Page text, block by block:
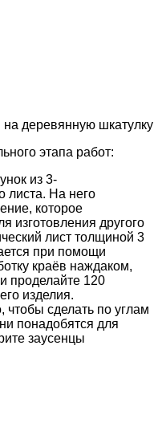
на деревянную шкатулку
этапа работ:
из 3-
листа. На него
которое
изготовления другого
лист толщиной 3
при помощи
краёв наждаком,
проделайте 120
изделия.
чтобы сделать по углам
понадобятся для
заусенцы